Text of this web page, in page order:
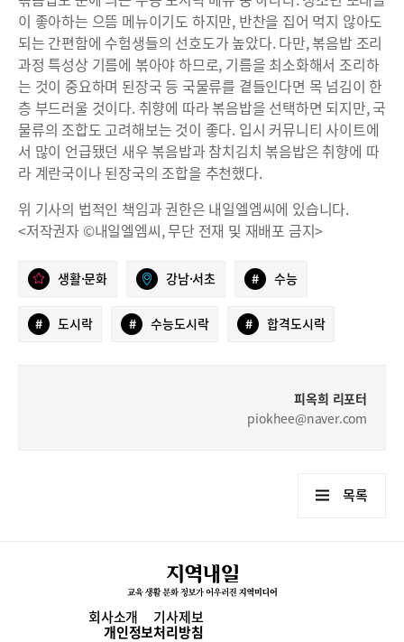
이 좋아하는 으뜸 메뉴이기도 하지만, 반찬을 집어 먹지 않아도
되는 간편함에 수험생들의 선호도가 높았다. 다만, 볶음밥 조리
과정 특성상 기름에 볶아야 하므로, 기름을 최소화해서 조리하
는 것이 중요하며 된장국 등 국물류를 곁들인다면 목 넘김이 한
층 부드러울 것이다. 취향에 따라 볶음밥을 선택하면 되지만, 국
물류의 조합도 고려해보는 것이 좋다. 입시 커뮤니티 사이트에
서 많이 언급됐던 새우 볶음밥과 참치김치 볶음밥은 취향에 따
라 계란국이나 된장국의 조합을 추천했다.
위 기사의 법적인 책임과 권한은 내일엘엠씨에 있습니다.
<저작권자 ©내일엘엠씨, 무단 전재 및 재배포 금지>
생활·문화 강남·서초 # 수능
# 도시락 # 수능도시락 # 합격도시락
피옥희 리포터
piokhee@naver.com
목록
회사소개 기사제보
개인정보처리방침